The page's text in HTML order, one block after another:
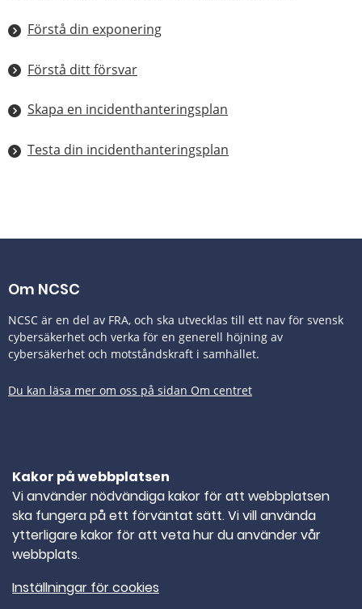
Förstå din exponering
Förstå ditt försvar
Skapa en incidenthanteringsplan
Testa din incidenthanteringsplan
Om NCSC
NCSC är en del av FRA, och ska utvecklas till ett nav för svensk
cybersäkerhet och verka för en generell höjning av
cybersäkerhet och motståndskraft i samhället.
Du kan läsa mer om oss på sidan Om centret
Kontakta oss
TELEFONNUMMER
010-382 80 00
E-POST
Kakor på webbplatsen
Vi använder nödvändiga kakor för att webbplatsen
ska fungera på ett förväntat sätt. Vi vill använda
ytterligare kakor för att veta hur du använder vår
webbplats.
Inställningar för cookies